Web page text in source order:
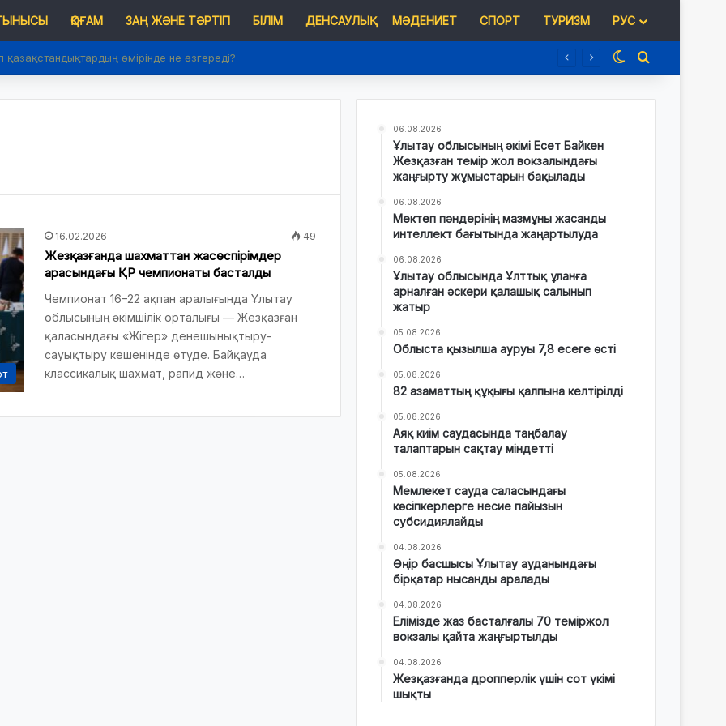
ҚОҒАМ ЗАҢ ЖӘНЕ ТӘРТІП БІЛІМ ДЕНСАУЛЫҚ МӘДЕНИЕТ СПОРТ ТУРИЗМ РУС
өмірінде не өзгереді? Switch skin
Іздеу
16.02.2026 49
Жезқазғанда шахматтан жасөспірімдер
арасындағы ҚР чемпионаты басталды
Чемпионат 16–22 ақпан аралығында Ұлытау
облысының әкімшілік орталығы — Жезқазған
қаласындағы «Жігер» денешынықтыру-
сауықтыру кешенінде өтуде. Байқауда
классикалық шахмат, рапид және…
06.08.2026
Ұлытау облысының әкімі Есет Байкен
Жезқазған темір жол вокзалындағы
жаңғырту жұмыстарын бақылады
06.08.2026
Мектеп пәндерінің мазмұны жасанды
интеллект бағытында жаңартылуда
06.08.2026
Ұлытау облысында Ұлттық ұланға
арналған әскери қалашық салынып
жатыр
05.08.2026
Облыста қызылша ауруы 7,8 есеге өсті
05.08.2026
82 азаматтың құқығы қалпына келтірілді
05.08.2026
Аяқ киім саудасында таңбалау
талаптарын сақтау міндетті
05.08.2026
Мемлекет сауда саласындағы
кәсіпкерлерге несие пайызын
субсидиялайды
04.08.2026
Өңір басшысы Ұлытау ауданындағы
бірқатар нысанды аралады
04.08.2026
Елімізде жаз басталғалы 70 теміржол
вокзалы қайта жаңғыртылды
04.08.2026
Жезқазғанда дропперлік үшін сот үкімі
шықты